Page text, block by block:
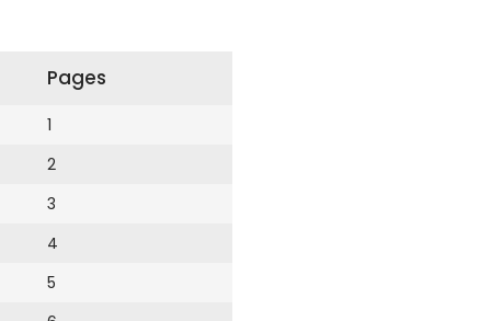
Pages
1
2
3
4
5